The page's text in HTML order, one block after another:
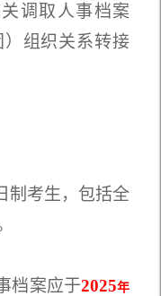
调取人事档案
）组织关系转接
考生，包括全
档案应于2025年